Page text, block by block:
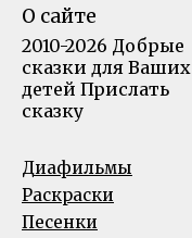
О сайте
2010-2026 Добрые
сказки для Ваших
детей Прислать
сказку
Диафильмы
Раскраски
Песенки